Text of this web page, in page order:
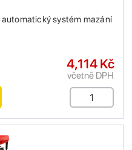
systém mazání
4,114 Kč
včetně DPH